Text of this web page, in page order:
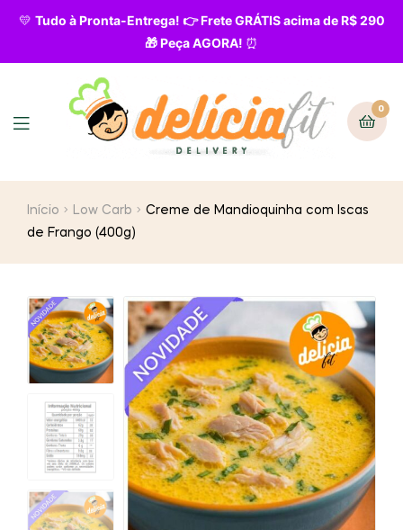
💛 Tudo à Pronta-Entrega! 👉 Frete GRÁTIS acima de R$ 290
🎁 Peça AGORA! ⏰
0
Início Low Carb
Creme de Mandioquinha com Iscas
de Frango (400g)